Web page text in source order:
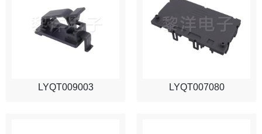
LYQT009003 LYQT007080